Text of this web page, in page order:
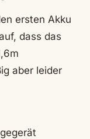
ersten Akku
dass das
aber leider